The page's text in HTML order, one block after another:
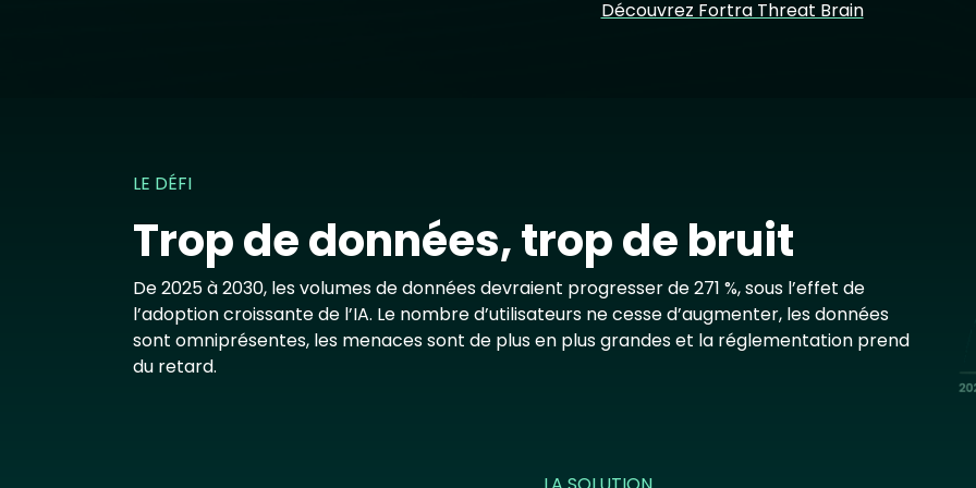
Découvrez Fortra Threat Brain
LE DÉFI
Trop de données, trop de bruit
De 2025 à 2030, les volumes de données devraient progresser de 271 %, sous l’effet de
l’adoption croissante de l’IA. Le nombre d’utilisateurs ne cesse d’augmenter, les données
sont omniprésentes, les menaces sont de plus en plus grandes et la réglementation prend
du retard.